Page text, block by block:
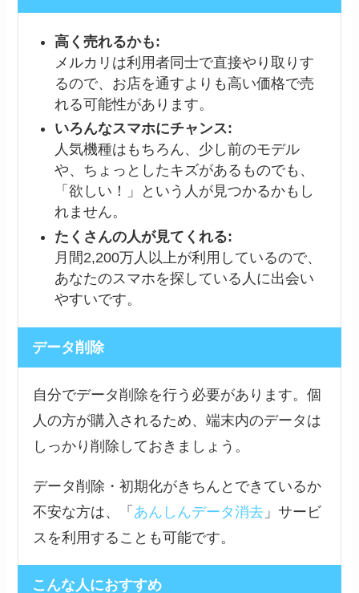
高く売れるかも:
メルカリは利用者同士で直接やり取りす
るので、お店を通すよりも高い価格で売
れる可能性があります。
いろんなスマホにチャンス:
人気機種はもちろん、少し前のモデル
や、ちょっとしたキズがあるものでも、
「欲しい！」という人が見つかるかもし
れません。
たくさんの人が見てくれる:
月間2,200万人以上が利用しているので、
あなたのスマホを探している人に出会い
やすいです。
データ削除
自分でデータ削除を行う必要があります。個
人の方が購入されるため、端末内のデータは
しっかり削除しておきましょう。
データ削除・初期化がきちんとできているか
不安な方は、「 あんしんデータ消去 」サービ
スを利用することも可能です。
こんな人におすすめ